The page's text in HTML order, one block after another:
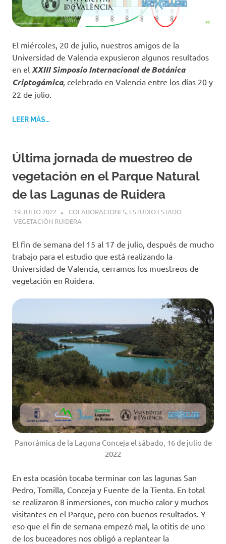
El miércoles, 20 de julio, nuestros amigos de la
Universidad de Valencia expusieron algunos resultados
en el XXIII Simposio Internacional de Botánica
Criptogámica, celebrado en Valencia entre los días 20 y
22 de julio.
LEER MÁS…
Última jornada de muestreo de
vegetación en el Parque Natural
de las Lagunas de Ruidera
19 JULIO 2022 GEMOSCLERA
COLABORACIONES, ESTUDIO ESTADO
VEGETACIÓN RUIDERA
El fin de semana del 15 al 17 de julio, después de mucho
trabajo para el estudio que está realizando la
Universidad de Valencia, cerramos los muestreos de
vegetación en Ruidera.
Panorámica de la Laguna Conceja el sábado, 16 de julio de
2022
En esta ocasión tocaba terminar con las lagunas San
Pedro, Tomilla, Conceja y Fuente de la Tienta. En total
se realizaron 8 inmersiones, con mucho calor y muchos
visitantes en el Parque, pero con buenos resultados. Y
eso que el fin de semana empezó mal, la otitis de uno
de los buceadores nos obligó a replantear la